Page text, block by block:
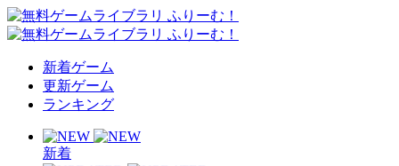
新着ゲーム
更新ゲーム
ランキング
新着